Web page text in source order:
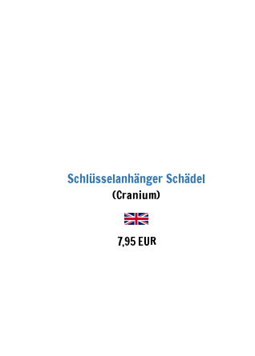
Schlüsselanhänger Schädel
(Cranium)
7,95 EUR